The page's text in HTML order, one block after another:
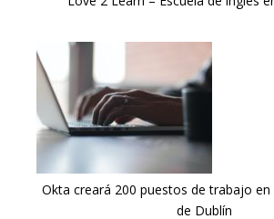
Okta creará 200 puestos de trabajo en
de Dublín